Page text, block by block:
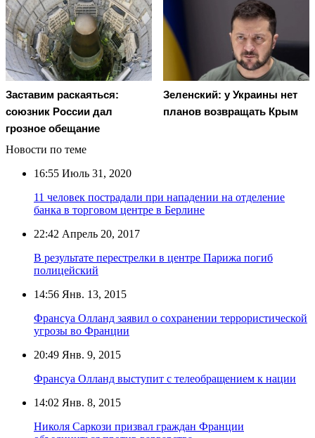
Заставим раскаяться:
союзник России дал
грозное обещание
Зеленский: у Украины нет
планов возвращать Крым
Новости по теме
16:55 Июль 31, 2020
11 человек пострадали при нападении на отделение
банка в торговом центре в Берлине
22:42 Апрель 20, 2017
В результате перестрелки в центре Парижа погиб
полицейский
14:56 Янв. 13, 2015
Франсуа Олланд заявил о сохранении террористической
угрозы во Франции
20:49 Янв. 9, 2015
Франсуа Олланд выступит с телеобращением к нации
14:02 Янв. 8, 2015
Николя Саркози призвал граждан Франции